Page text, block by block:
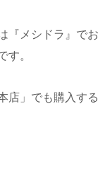
『メシドラ』でお
す。
店」でも購入する